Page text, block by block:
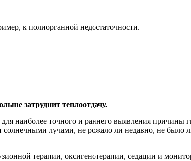
к полиорганной недостаточности.
затруднит теплоотдачу.
наиболее точного и раннего выявления причины
лучами, не рожало ли недавно, не было
терапии, оксигенотерапии, седации и